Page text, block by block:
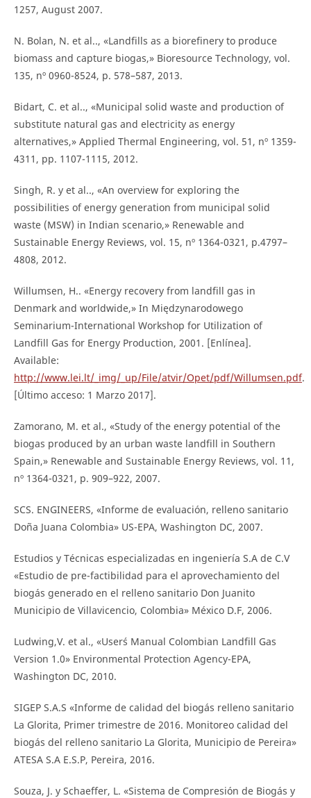
1257, August 2007.
N. Bolan, N. et al.., «Landfills as a biorefinery to produce
biomass and capture biogas,» Bioresource Technology, vol.
135, nº 0960-8524, p. 578–587, 2013.
Bidart, C. et al.., «Municipal solid waste and production of
substitute natural gas and electricity as energy
alternatives,» Applied Thermal Engineering, vol. 51, nº 1359-
4311, pp. 1107-1115, 2012.
Singh, R. y et al.., «An overview for exploring the
possibilities of energy generation from municipal solid
waste (MSW) in Indian scenario,» Renewable and
Sustainable Energy Reviews, vol. 15, nº 1364-0321, p.4797–
4808, 2012.
Willumsen, H.. «Energy recovery from landfill gas in
Denmark and worldwide,» In Międzynarodowego
Seminarium-International Workshop for Utilization of
Landfill Gas for Energy Production, 2001. [Enlínea].
Available:
http://www.lei.lt/_img/_up/File/atvir/Opet/pdf/Willumsen.pdf.
[Último acceso: 1 Marzo 2017].
Zamorano, M. et al., «Study of the energy potential of the
biogas produced by an urban waste landfill in Southern
Spain,» Renewable and Sustainable Energy Reviews, vol. 11,
nº 1364-0321, p. 909–922, 2007.
SCS. ENGINEERS, «Informe de evaluación, relleno sanitario
Doña Juana Colombia» US-EPA, Washington DC, 2007.
Estudios y Técnicas especializadas en ingeniería S.A de C.V
«Estudio de pre-factibilidad para el aprovechamiento del
biogás generado en el relleno sanitario Don Juanito
Municipio de Villavicencio, Colombia» México D.F, 2006.
Ludwing,V. et al., «User´s Manual Colombian Landfill Gas
Version 1.0» Environmental Protection Agency-EPA,
Washington DC, 2010.
SIGEP S.A.S «Informe de calidad del biogás relleno sanitario
La Glorita, Primer trimestre de 2016. Monitoreo calidad del
biogás del relleno sanitario La Glorita, Municipio de Pereira»
ATESA S.A E.S.P, Pereira, 2016.
Souza, J. y Schaeffer, L. «Sistema de Compresión de Biogás y